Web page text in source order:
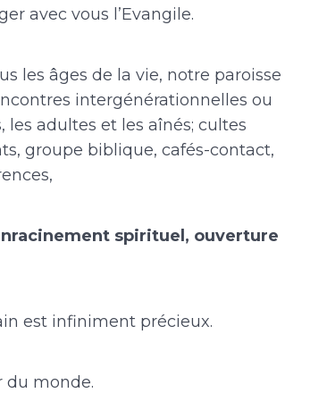
avec vous l’Evangile.
les âges de la vie, notre paroisse
intergénérationnelles ou
adultes et les aînés; cultes
groupe biblique, cafés-contact,
spirituel, ouverture
est infiniment précieux.
du monde.